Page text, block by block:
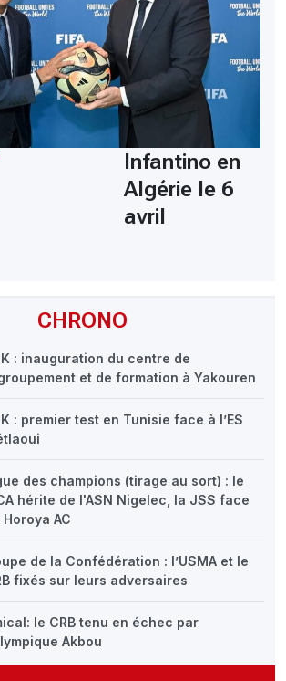
CHRONO
: inauguration du centre de
et de formation à Yakouren
: premier test en Tunisie face à l’ES
des champions (tirage au sort) : le
hérite de l'ASN Nigelec, la JSS face
Horoya AC
de la Confédération : l’USMA et le
fixés sur leurs adversaires
le CRB tenu en échec par
Akbou
Infantino en
Algérie le 6
avril